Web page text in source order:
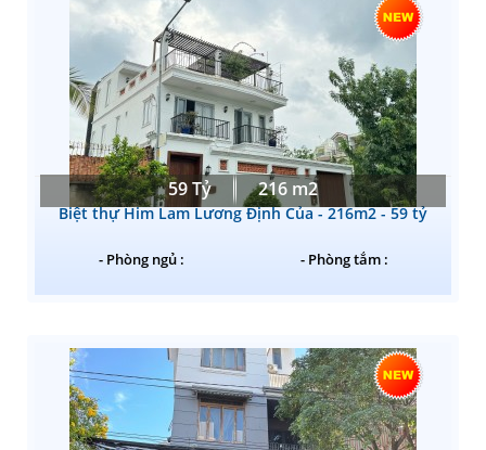
59 Tỷ 216 m2
Biệt thự Him Lam Lương Định Của - 216m2 - 59 tỷ
- Phòng ngủ : - Phòng tắm :